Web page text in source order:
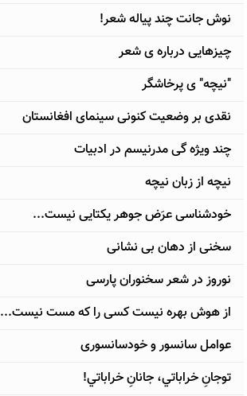
نوش جانت چند پیاله شعر!
چیزهایی درباره ی شعر
"نیچه" ی پرخاشگر
نقدی بر وضعیت کنونی سینمای افغانستان
چند ویژه گی مدرنیسم در ادبیات
نیچه از زبان نیچه
خودشناسی عرَض جوهر یکتایی نیست...
سخنی از دهان بی نشانی
نوروز در شعر سخنوران پارسی
از هوش بهره نیست کسی را که مست نیست...
عوامل سانسور و خودسانسوری
توجانِ خراباتي، جانانِ خراباتي!